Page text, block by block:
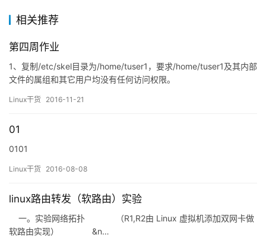
相关推荐
第四周作业
1、复制/etc/skel目录为/home/tuser1，要求/home/tuser1及其内部
文件的属组和其它用户均没有任何访问权限。
r etc/skel/ /home/tuser1/…
Linux干货 2016-11-21
01
0101
Linux干货 2016-08-08
linux路由转发（软路由）实验
一。实验网络拓扑 （R1,R2由 Linux 虚拟机添加双网卡做
软路由实现） &n…